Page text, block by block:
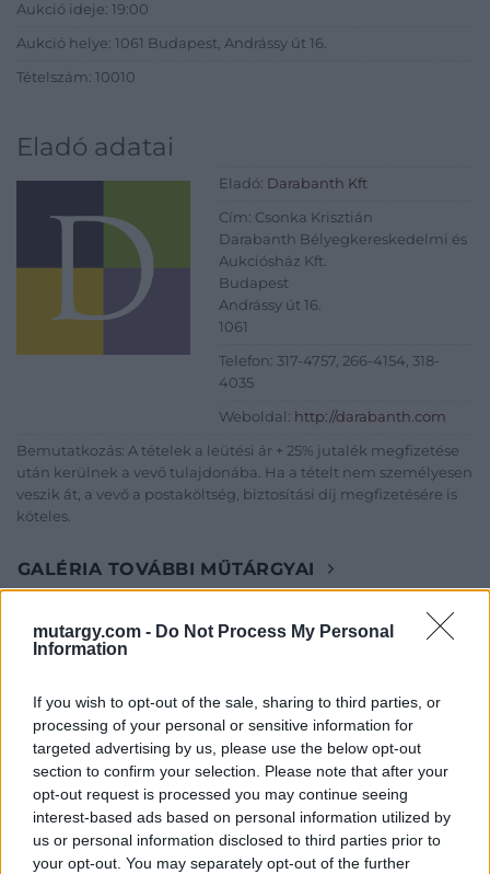
mutargy.com - Do Not Process My Personal
Information
If you wish to opt-out of the sale, sharing to third parties, or
processing of your personal or sensitive information for
targeted advertising by us, please use the below opt-out
section to confirm your selection. Please note that after your
opt-out request is processed you may continue seeing
interest-based ads based on personal information utilized by
us or personal information disclosed to third parties prior to
your opt-out. You may separately opt-out of the further
Aukció ideje: 19:00
Aukció helye: 1061 Budapest, Andrássy út 16.
Tételszám: 10010
Eladó adatai
Eladó: Darabanth Kft
Cím: Csonka Krisztián
Darabanth Bélyegkereskedelmi és
Aukciósház Kft.
Budapest
Andrássy út 16.
1061
Telefon: 317-4757, 266-4154, 318-
4035
Weboldal: http://darabanth.com
Bemutatkozás: A tételek a leütési ár + 25% jutalék megfizetése
után kerülnek a vevő tulajdonába. Ha a tételt nem személyesen
veszik át, a vevő a postaköltség, biztosítási díj megfizetésére is
köteles.
GALÉRIA TOVÁBBI MŰTÁRGYAI
KAPCSOLÓDÓ MŰTÁRGYAK